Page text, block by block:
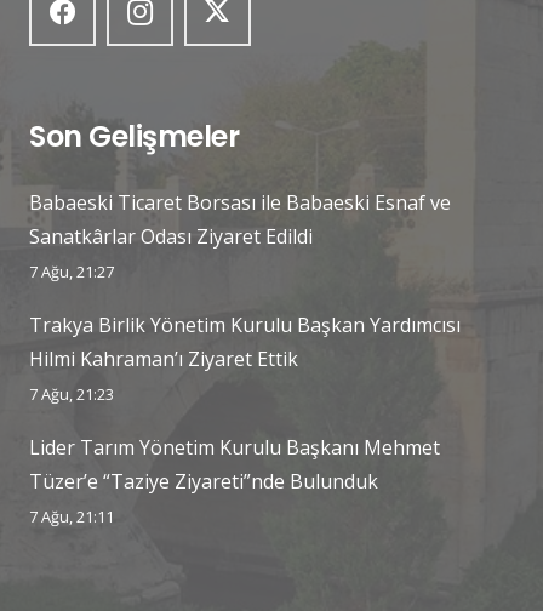
Son Gelişmeler
Babaeski Ticaret Borsası ile Babaeski Esnaf ve
Sanatkârlar Odası Ziyaret Edildi
7 Ağu, 21:27
Trakya Birlik Yönetim Kurulu Başkan Yardımcısı
Hilmi Kahraman’ı Ziyaret Ettik
7 Ağu, 21:23
Lider Tarım Yönetim Kurulu Başkanı Mehmet
Tüzer’e “Taziye Ziyareti”nde Bulunduk
7 Ağu, 21:11